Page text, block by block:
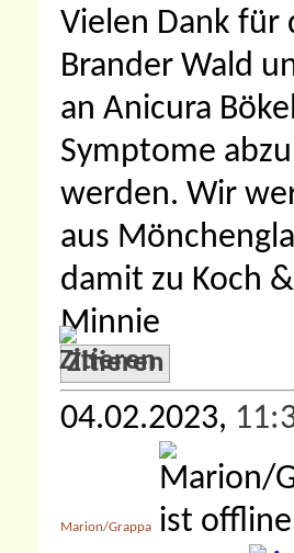
Vielen Dank für
Brander Wald
an Anicura
Symptome
werden. Wir
aus
damit zu Koch
Minnie
Zitieren
04.02.2023,
Marion/Grappa